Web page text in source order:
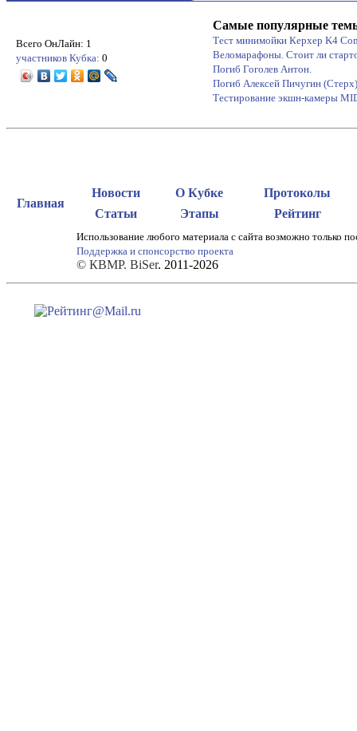
Всего ОнЛайн: 1
участников Кубка: 0
Самые популярные
Тест минимойки Керхер K4
Веломарафоны. Стоит ли
Погиб Гоголев Антон.
Погиб Алексей Пичугин (Стерх)
Тестирование экшн-камеры
Главная
Новости О Кубке
Протоколы
Статьи
Этапы Рейтинг
Использование любого материала с сайта возможно только
Поддержка и спонсорство проекта
© КВМР. BiSer. 2011-2026